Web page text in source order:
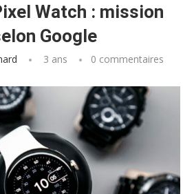
Watch : mission
Google
3 ans 0 commentaires